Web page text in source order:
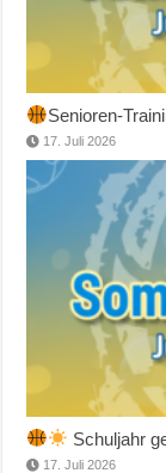
Senioren-
17. Juli 2026
Schuljahr
17. Juli 2026